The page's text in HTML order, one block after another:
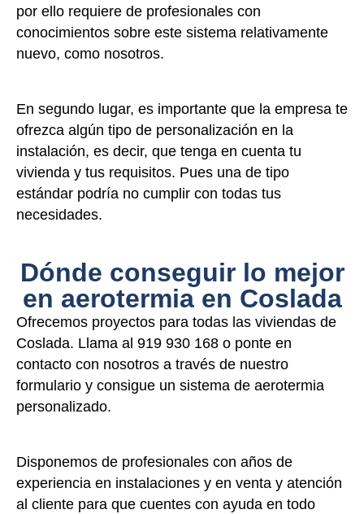
por ello requiere de profesionales con
conocimientos sobre este sistema relativamente
nuevo, como nosotros.
En segundo lugar, es importante que la empresa te
ofrezca algún tipo de personalización en la
instalación, es decir, que tenga en cuenta tu
vivienda y tus requisitos. Pues una de tipo
estándar podría no cumplir con todas tus
necesidades.
Dónde conseguir lo mejor
en aerotermia en Coslada
Ofrecemos proyectos para todas las viviendas de
Coslada. Llama al 919 930 168 o ponte en
contacto con nosotros a través de nuestro
formulario y consigue un sistema de aerotermia
personalizado.
Disponemos de profesionales con años de
experiencia en instalaciones y en venta y atención
al cliente para que cuentes con ayuda en todo